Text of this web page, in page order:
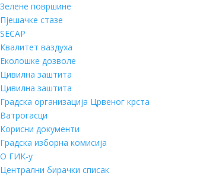
Зелене површине
Пјешачке стазе
SECAP
Квалитет ваздуха
Еколошке дозволе
Цивилна заштита
Цивилна заштита
Градска организација Црвеног крста
Ватрогасци
Корисни документи
Градска изборна комисија
О ГИК-у
Централни бирачки списак